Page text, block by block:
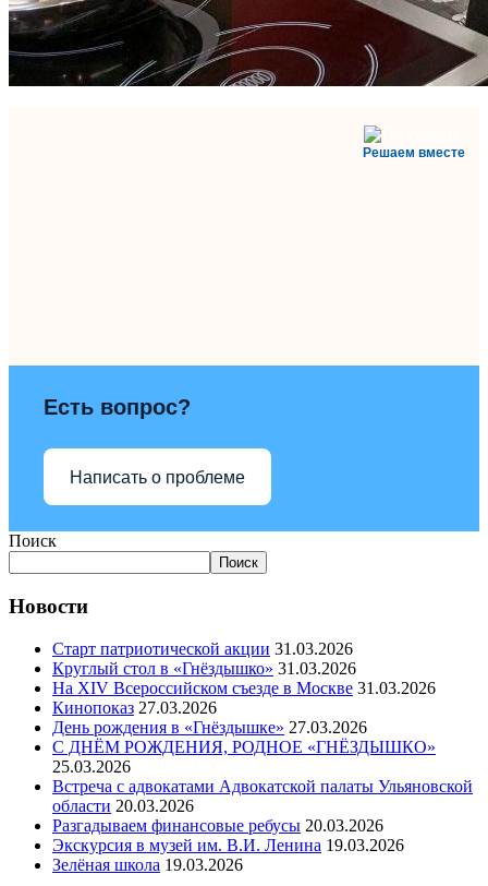
Решаем вместе
Есть вопрос?
Написать о проблеме
Поиск
Поиск
Новости
Старт патриотической акции 31.03.2026
Круглый стол в «Гнёздышко» 31.03.2026
На XIV Всероссийском съезде в Москве 31.03.2026
Кинопоказ 27.03.2026
День рождения в «Гнёздышке» 27.03.2026
С ДНЁМ РОЖДЕНИЯ, РОДНОЕ «ГНЁЗДЫШКО»
25.03.2026
Встреча с адвокатами Адвокатской палаты Ульяновской
области 20.03.2026
Разгадываем финансовые ребусы 20.03.2026
Экскурсия в музей им. В.И. Ленина 19.03.2026
Зелёная школа 19.03.2026